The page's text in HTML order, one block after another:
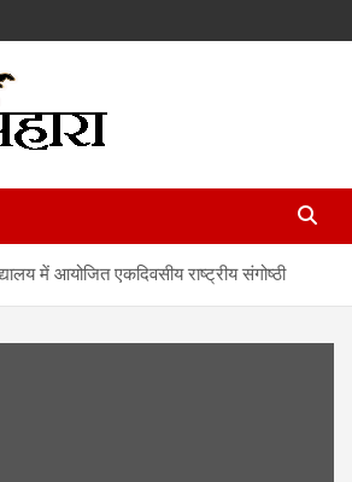
में आयोजित एकदिवसीय राष्ट्रीय संगोष्ठी